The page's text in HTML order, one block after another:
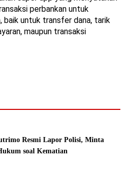
perbankan untuk
baik untuk transfer dana, tarik
maupun transaksi
Resmi Lapor Polisi, Minta
soal Kematian